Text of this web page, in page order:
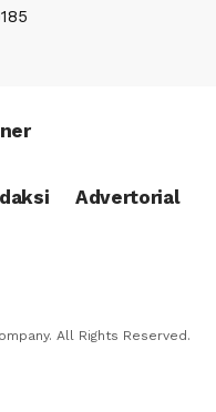
Advertorial
All Rights Reserved.